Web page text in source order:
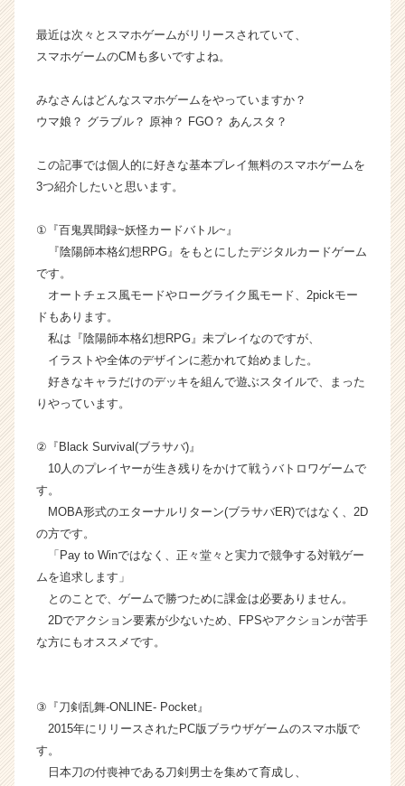
カ
ウ
届
く
活
サ
ト
ャ
ア
（C
h
C
a
e
最近は次々とスマホゲームがリリースされていて、
スマホゲームのCMも多いですよね。
みなさんはどんなスマホゲームをやっていますか？
ウマ娘？ グラブル？ 原神？ FGO？ あんスタ？
この記事では個人的に好きな基本プレイ無料のスマホゲームを
3つ紹介したいと思います。
①『百鬼異聞録~妖怪カードバトル~』
『陰陽師本格幻想RPG』をもとにしたデジタルカードゲーム
です。
オートチェス風モードやローグライク風モード、2pickモー
ドもあります。
私は『陰陽師本格幻想RPG』未プレイなのですが、
イラストや全体のデザインに惹かれて始めました。
好きなキャラだけのデッキを組んで遊ぶスタイルで、まった
りやっています。
②『Black Survival(ブラサバ)』
10人のプレイヤーが生き残りをかけて戦うバトロワゲームで
す。
MOBA形式のエターナルリターン(ブラサバER)ではなく、2D
の方です。
「Pay to Winではなく、正々堂々と実力で競争する対戦ゲー
ムを追求します」
とのことで、ゲームで勝つために課金は必要ありません。
2Dでアクション要素が少ないため、FPSやアクションが苦手
な方にもオススメです。
③『刀剣乱舞-ONLINE- Pocket』
2015年にリリースされたPC版ブラウザゲームのスマホ版で
す。
日本刀の付喪神である刀剣男士を集めて育成し、